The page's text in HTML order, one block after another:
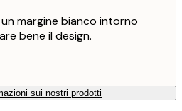
margine bianco intorno
bene il design.
sui nostri prodotti